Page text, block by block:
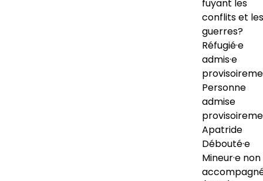
fuyant les
conflits et les
guerres?
Réfugié·e
admis·e
Personne
admise
Apatride
Débouté·e
Mineur·e non